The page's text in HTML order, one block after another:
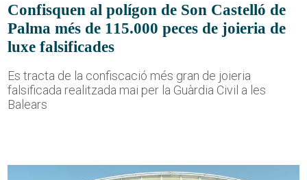
Confisquen al polígon de Son Castelló de
Palma més de 115.000 peces de joieria de
luxe falsificades
Es tracta de la confiscació més gran de joieria
falsificada realitzada mai per la Guàrdia Civil a les
Balears